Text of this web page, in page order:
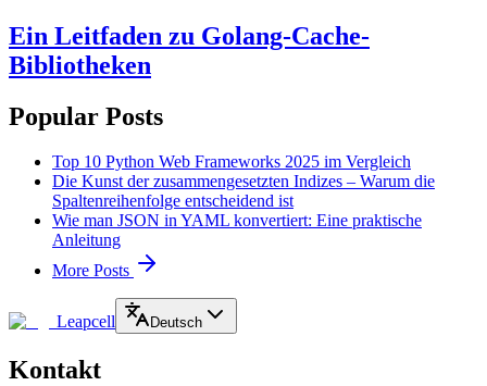
Ein Leitfaden zu Golang-Cache-
Bibliotheken
Popular Posts
Top 10 Python Web Frameworks 2025 im Vergleich
Die Kunst der zusammengesetzten Indizes – Warum die
Spaltenreihenfolge entscheidend ist
Wie man JSON in YAML konvertiert: Eine praktische
Anleitung
More Posts
Leapcell Deutsch
Kontakt